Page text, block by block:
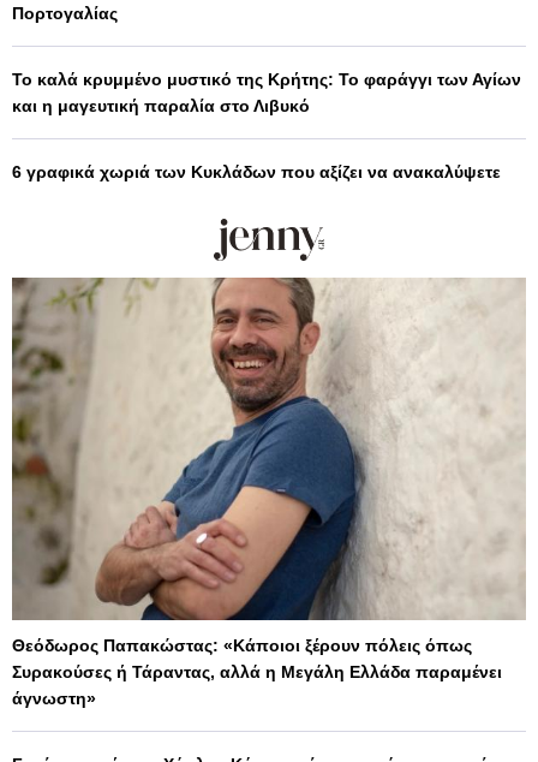
Πορτογαλίας
Το καλά κρυμμένο μυστικό της Κρήτης: Το φαράγγι των Αγίων
και η μαγευτική παραλία στο Λιβυκό
6 γραφικά χωριά των Κυκλάδων που αξίζει να ανακαλύψετε
Θεόδωρος Παπακώστας: «Κάποιοι ξέρουν πόλεις όπως
Συρακούσες ή Τάραντας, αλλά η Μεγάλη Ελλάδα παραμένει
άγνωστη»